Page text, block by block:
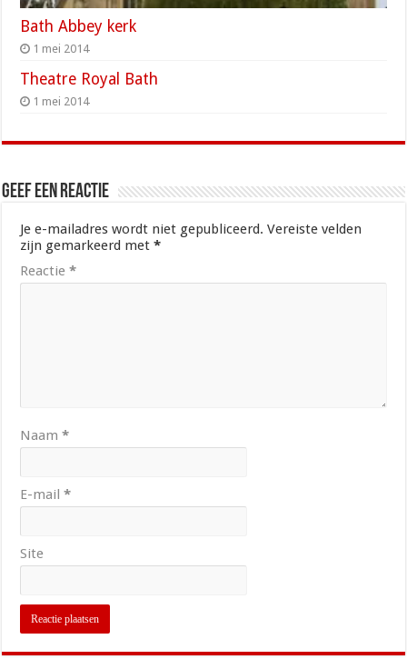
Bath Abbey kerk
1 mei 2014
Theatre Royal Bath
1 mei 2014
Geef een reactie
Je e-mailadres wordt niet gepubliceerd. Vereiste velden
zijn gemarkeerd met*
Reactie*
Naam*
E-mail*
Site